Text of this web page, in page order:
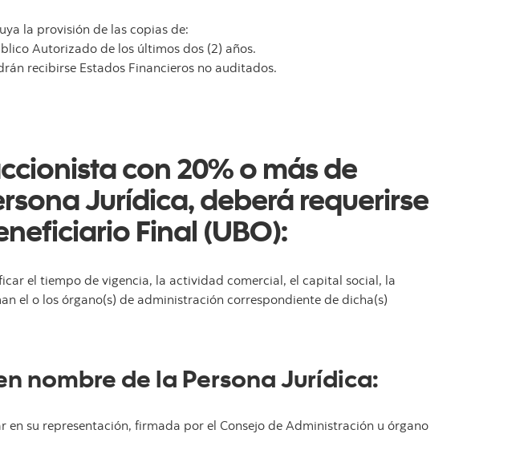
la provisión de las copias de:
Autorizado de los últimos dos (2) años.
recibirse Estados Financieros no auditados.
con 20% o más de
Jurídica, deberá requerirse
Final (UBO):
el tiempo de vigencia, la actividad comercial, el capital social, la
el o los órgano(s) de administración correspondiente de dicha(s)
nombre de la Persona Jurídica:
su representación, firmada por el Consejo de Administración u órgano